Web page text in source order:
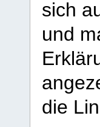
sich
und
die